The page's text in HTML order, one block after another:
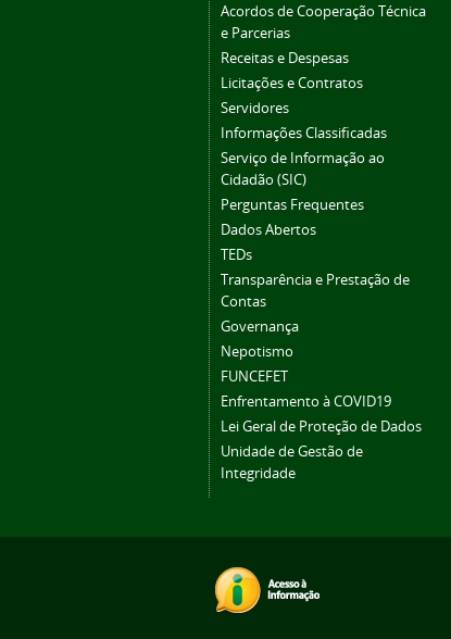
Acordos de Cooperação Técnica
e Parcerias
Receitas e Despesas
Licitações e Contratos
Servidores
Informações Classificadas
Serviço de Informação ao
Cidadão (SIC)
Perguntas Frequentes
Dados Abertos
TEDs
Transparência e Prestação de
Contas
Governança
Nepotismo
FUNCEFET
Enfrentamento à COVID19
Lei Geral de Proteção de Dados
Unidade de Gestão de
Integridade